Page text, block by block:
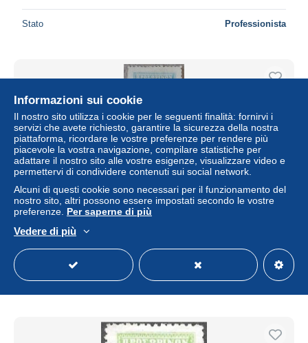
Stato Professionista
Samos 1914 Hermes Head Hermeshead 25 L overprint
small letters Mi.no. 23 unused MH *
± 5,76 USD
Stato Residenziale
Informazioni sui cookie
Il nostro sito utilizza i cookie per le seguenti finalità: fornirvi i
servizi che avete richiesto, garantire la sicurezza della nostra
piattaforma, ricordare le vostre preferenze per rendere più
piacevole la vostra navigazione, compilare statistiche per
adattare il nostro sito alle vostre esigenze, visualizzare video e
permettervi di condividere contenuti sui social network.
Alcuni di questi cookie sono necessari per il funzionamento del
nostro sito, altri possono essere impostati secondo le vostre
preferenze. Per saperne di più
Vedere di più